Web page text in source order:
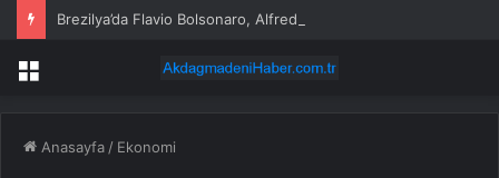
Menü
Anasayfa / Ekonomi